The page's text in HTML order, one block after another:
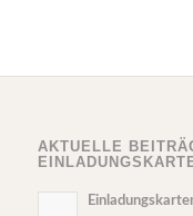
AKTUELLE